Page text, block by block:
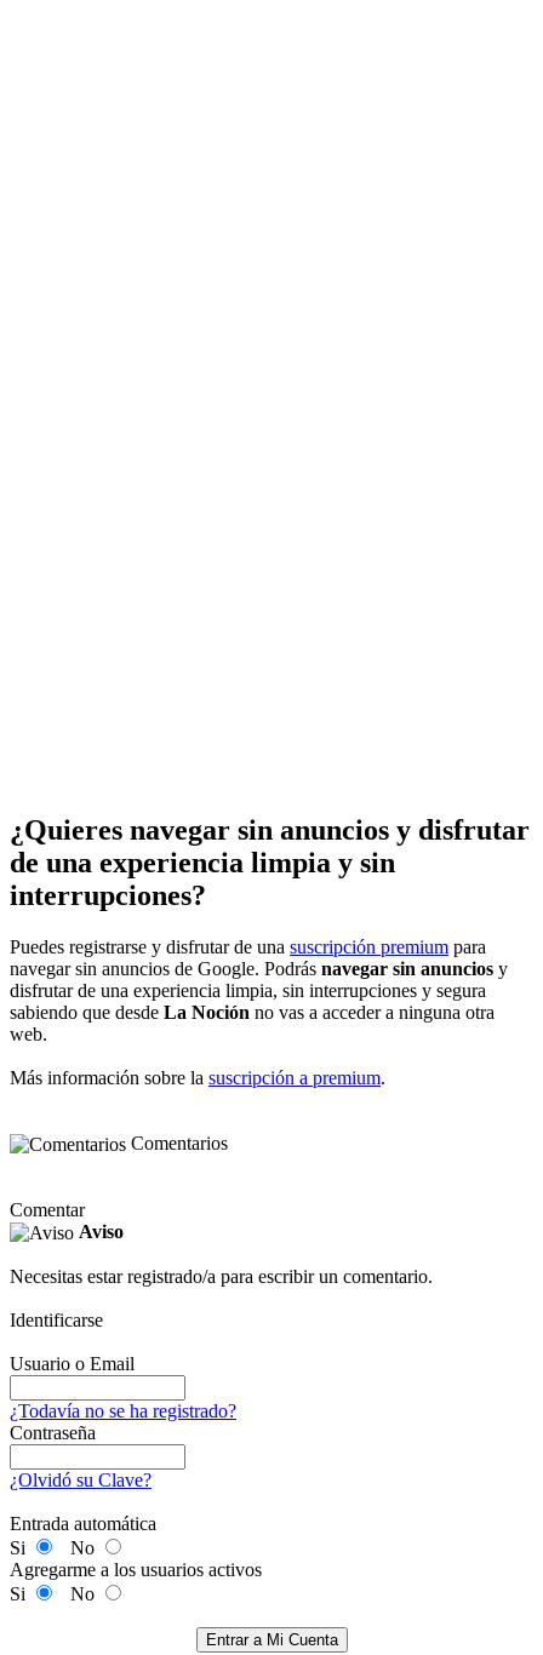
¿Quieres navegar sin anuncios y disfrutar
de una experiencia limpia y sin
interrupciones?
Puedes registrarse y disfrutar de una suscripción premium para
navegar sin anuncios de Google. Podrás navegar sin anuncios y
disfrutar de una experiencia limpia, sin interrupciones y segura
sabiendo que desde La Noción no vas a acceder a ninguna otra
web.
Más información sobre la suscripción a premium.
Comentarios
Comentar
Aviso
Necesitas estar registrado/a para escribir un comentario.
Identificarse
Usuario o Email
¿Todavía no se ha registrado?
Contraseña
¿Olvidó su Clave?
Entrada automática
Si
No
Agregarme a los usuarios activos
Si
No
Entrar a Mi Cuenta